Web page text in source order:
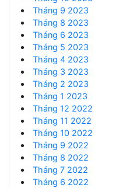
Tháng 9 2023
Tháng 8 2023
Tháng 6 2023
Tháng 5 2023
Tháng 4 2023
Tháng 3 2023
Tháng 2 2023
Tháng 1 2023
Tháng 12 2022
Tháng 11 2022
Tháng 10 2022
Tháng 9 2022
Tháng 8 2022
Tháng 7 2022
Tháng 6 2022